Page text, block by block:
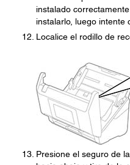
instalado
instalarlo, luego intente
Localice el rodillo de
Presione el seguro de